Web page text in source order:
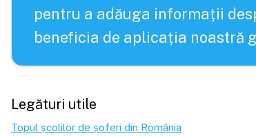
pentru a adăuga informații
beneficia de aplicația noastră
Legături utile
Topul școlilor de șoferi din România